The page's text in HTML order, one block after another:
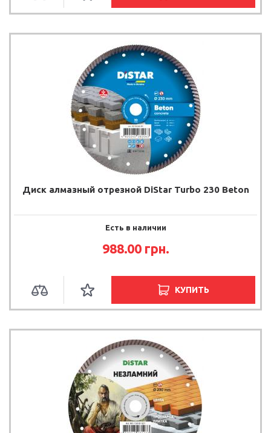
Диск алмазный отрезной DiStar Turbo 230 Beton
Есть в наличии
988.00 грн.
КУПИТЬ